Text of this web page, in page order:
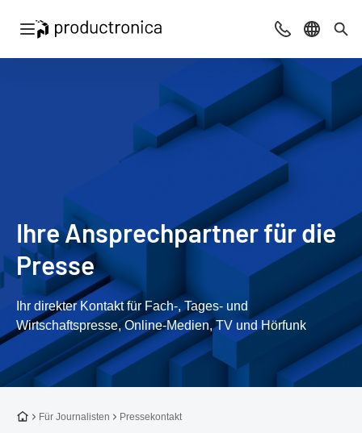
Navigation öffnen Beratung &
Sprache
Ihre Ansprechpartner für die
Presse
Ihr direkter Kontakt für Fach-, Tages- und
Wirtschaftspresse, Online-Medien, TV und Hörfunk
Zur Startseite
Für Journalisten Pressekontakt